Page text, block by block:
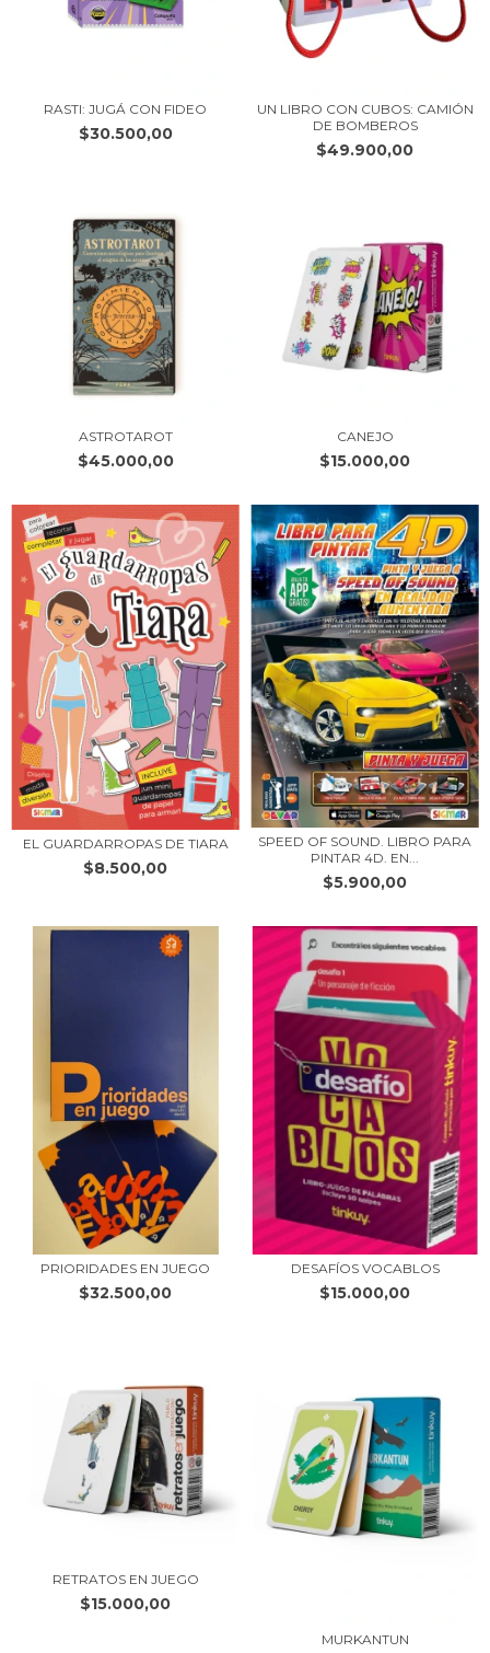
RASTI: JUGÁ CON FIDEO
$30.500,00
UN LIBRO CON CUBOS: CAMIÓN
DE BOMBEROS
$49.900,00
ASTROTAROT
$45.000,00
CANEJO
$15.000,00
EL GUARDARROPAS DE TIARA
$8.500,00
SPEED OF SOUND. LIBRO PARA
PINTAR 4D. EN...
$5.900,00
PRIORIDADES EN JUEGO
$32.500,00
DESAFÍOS VOCABLOS
$15.000,00
RETRATOS EN JUEGO
$15.000,00
MURKANTUN